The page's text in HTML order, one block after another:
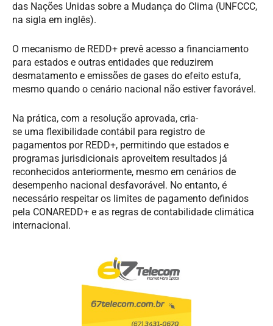
das Nações Unidas sobre a Mudança do Clima (UNFCCC,
na sigla em inglês).
O mecanismo de REDD+ prevê acesso a financiamento
para estados e outras entidades que reduzirem
desmatamento e emissões de gases do efeito estufa,
mesmo quando o cenário nacional não estiver favorável.
Na prática, com a resolução aprovada, cria-
se uma flexibilidade contábil para registro de
pagamentos por REDD+, permitindo que estados e
programas jurisdicionais aproveitem resultados já
reconhecidos anteriormente, mesmo em cenários de
desempenho nacional desfavorável. No entanto, é
necessário respeitaros limites de pagamento definidos
pela CONAREDD+ e as regras de contabilidade climática
internacional.